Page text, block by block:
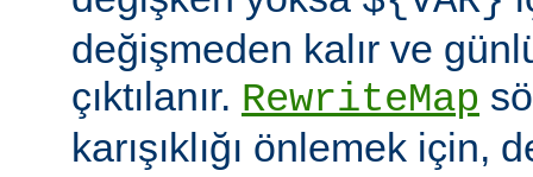
değişmeden kalır ve
çıktılanır. RewriteMap
karışıklığı önlemek için,